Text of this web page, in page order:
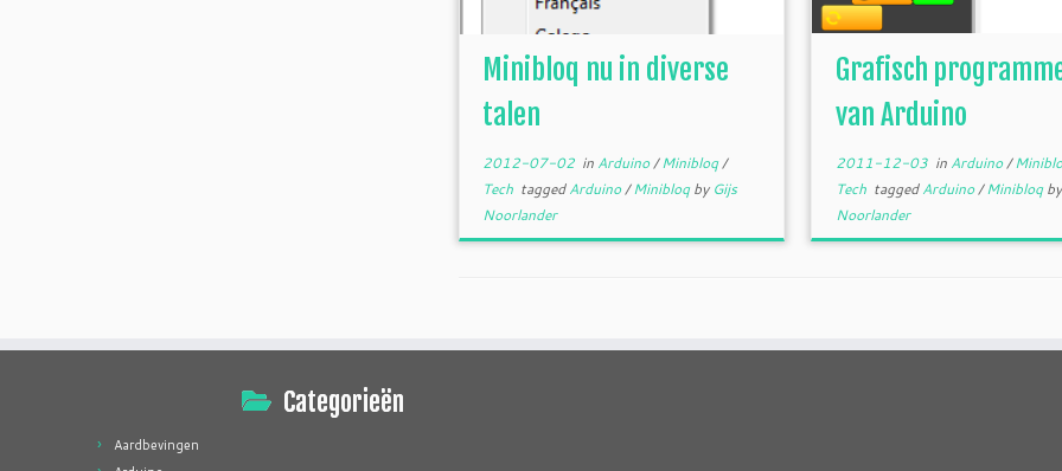
Minibloq nu in diverse
talen
2012-07-02 in Arduino/Minibloq/
Tech taggedArduino/Minibloqby Gijs
Noorlander
Grafisch
van Arduino
2011-12-03in Arduino/
Tech taggedArduino/Minibloqby
Noorlander
Categorieën
Aardbevingen